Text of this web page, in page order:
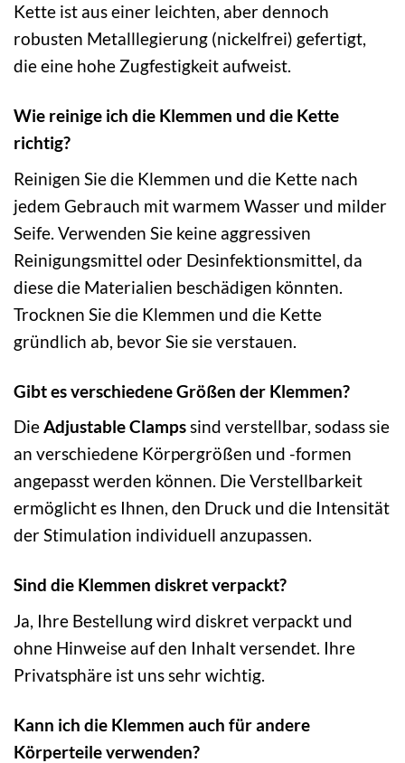
Kette ist aus einer leichten, aber dennoch
robusten Metalllegierung (nickelfrei) gefertigt,
die eine hohe Zugfestigkeit aufweist.
Wie reinige ich die Klemmen und die Kette
richtig?
Reinigen Sie die Klemmen und die Kette nach
jedem Gebrauch mit warmem Wasser und milder
Seife. Verwenden Sie keine aggressiven
Reinigungsmittel oder Desinfektionsmittel, da
diese die Materialien beschädigen könnten.
Trocknen Sie die Klemmen und die Kette
gründlich ab, bevor Sie sie verstauen.
Gibt es verschiedene Größen der Klemmen?
DieAdjustable Clampssind verstellbar, sodass sie
an verschiedene Körpergrößen und -formen
angepasst werden können. Die Verstellbarkeit
ermöglicht es Ihnen, den Druck und die Intensität
der Stimulation individuell anzupassen.
Sind die Klemmen diskret verpackt?
Ja, Ihre Bestellung wird diskret verpackt und
ohne Hinweise auf den Inhalt versendet. Ihre
Privatsphäre ist uns sehr wichtig.
Kann ich die Klemmen auch für andere
Körperteile verwenden?